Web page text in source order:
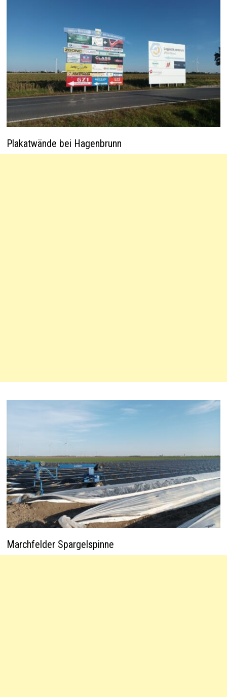
Plakatwände bei Hagenbrunn
Marchfelder Spargelspinne